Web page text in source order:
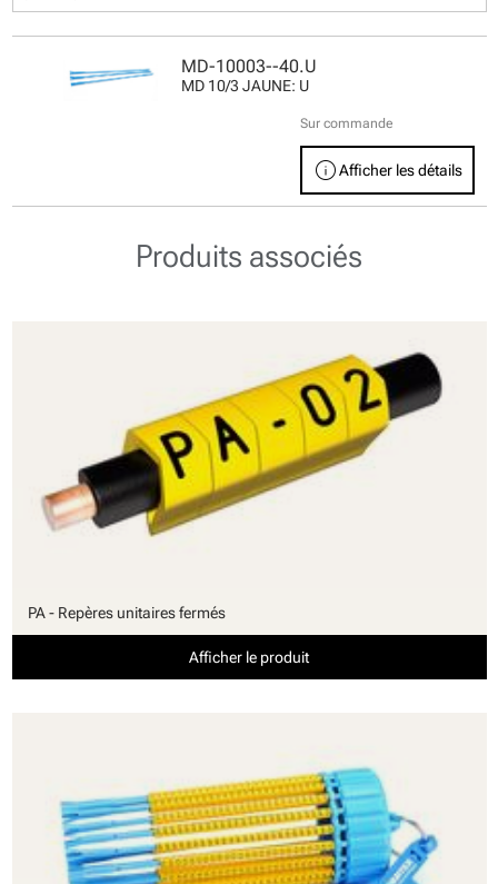
MD-10003--40.U
MD 10/3 JAUNE: U
Sur commande
infoAfficher les détails
Produits associés
PA - Repères unitaires fermés
Afficher le produit